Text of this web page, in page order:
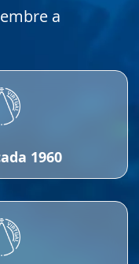
a
1960